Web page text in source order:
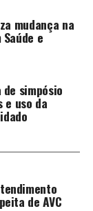
mudança na
e
simpósio
uso da
de AVC